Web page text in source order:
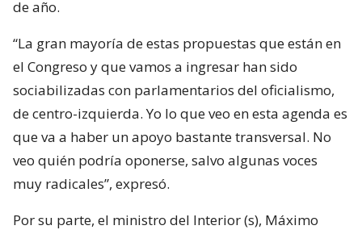
de año.
“La gran mayoría de estas propuestas que están en
el Congreso y que vamos a ingresar han sido
sociabilizadas con parlamentarios del oficialismo,
de centro-izquierda. Yo lo que veo en esta agenda es
que va a haber un apoyo bastante transversal. No
veo quién podría oponerse, salvo algunas voces
muy radicales”, expresó.
Por su parte, el ministro del Interior (s), Máximo